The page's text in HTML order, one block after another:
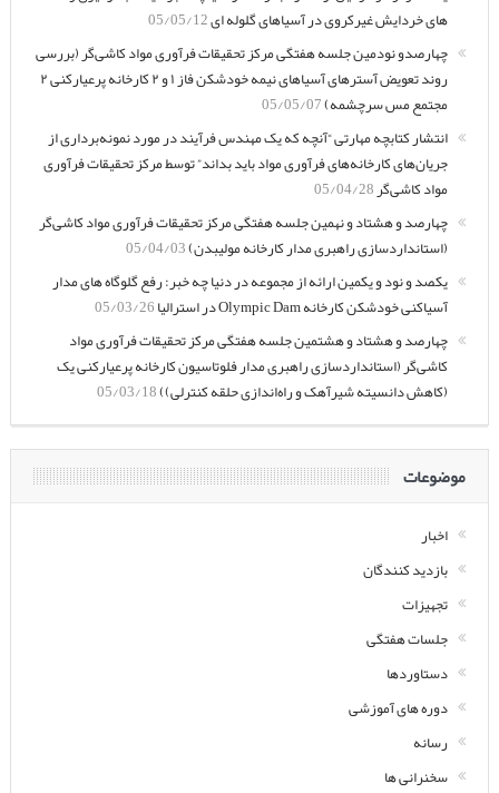
های خردایش غیرکروی در آسیاهای گلوله ای05/05/12
چهارصدو نودمین جلسه هفتگی مرکز تحقیقات فرآوری مواد کاشی‌گر (بررسی
روند تعویض آسترهای آسیاهای نیمه خودشکن فاز ۱ و ۲ کارخانه پرعیارکنی ۲
مجتمع مس سرچشمه)05/05/07
انتشار کتابچه مهارتی “آنچه که یک مهندس فرآیند در مورد نمونه‌برداری از
جریان‌های کارخانه‌های فرآوری مواد باید بداند” توسط مرکز تحقیقات فرآوری
مواد کاشی‌گر05/04/28
چهارصد و هشتاد و نهمین جلسه هفتگی مرکز تحقیقات فرآوری مواد کاشی‌گر
(استانداردسازی راهبری مدار کارخانه مولیبدن)05/04/03
یکصد و نود و یکمین ارائه از مجموعه در دنیا چه خبر: رفع گلوگاه های مدار
آسیاکنی خودشکن کارخانه Olympic Dam در استرالیا
05/03/26
چهارصد و هشتاد و هشتمین جلسه هفتگی مرکز تحقیقات فرآوری مواد
کاشی‌گر (استانداردسازی راهبری مدار فلوتاسیون کارخانه پرعیارکنی یک
(کاهش دانسیته شیرآهک و راه‌اندازی حلقه کنترلی))05/03/18
موضوعات
اخبار
بازدید کنندگان
تجهیزات
جلسات هفتگی
دستاوردها
دوره های آموزشی
رسانه
سخنرانی ها